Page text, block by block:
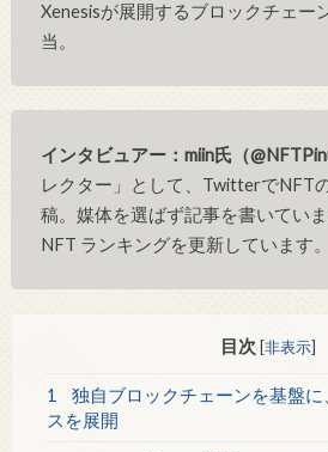
Xenesisが展開するブロックチェー
当。
インタビュアー：miin氏（
レクター」として、TwitterでNFT
稿。媒体を選ばず記事を書いてい
NFT ランキングを更新しています。
目次 [非表示]
1
独自ブロックチェーンを基盤
スを展開